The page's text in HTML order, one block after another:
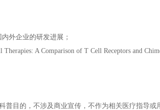
外企业的研发进展；
A Comparison of T Cell Receptors and
普目的，不涉及商业宣传，不作为相关医疗指导或